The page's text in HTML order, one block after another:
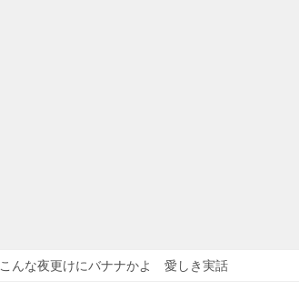
こんな夜更けにバナナかよ 愛しき実話